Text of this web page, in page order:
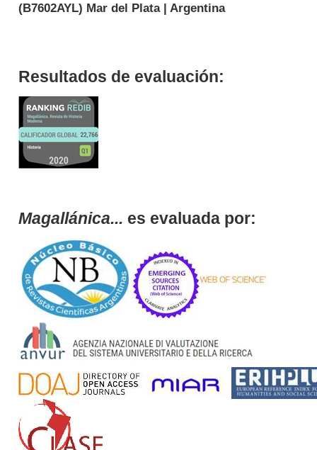
(B7602AYL) Mar del Plata | Argentina
Resultados de evaluación:
Magallánica... es evaluada por: